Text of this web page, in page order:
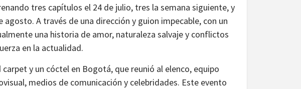
tres capítulos el 24 de julio, tres la semana siguiente, y
A través de una dirección y guion impecable, con un
una historia de amor, naturaleza salvaje y conflictos
en la actualidad.
y un cóctel en Bogotá, que reunió al elenco, equipo
medios de comunicación y celebridades. Este evento